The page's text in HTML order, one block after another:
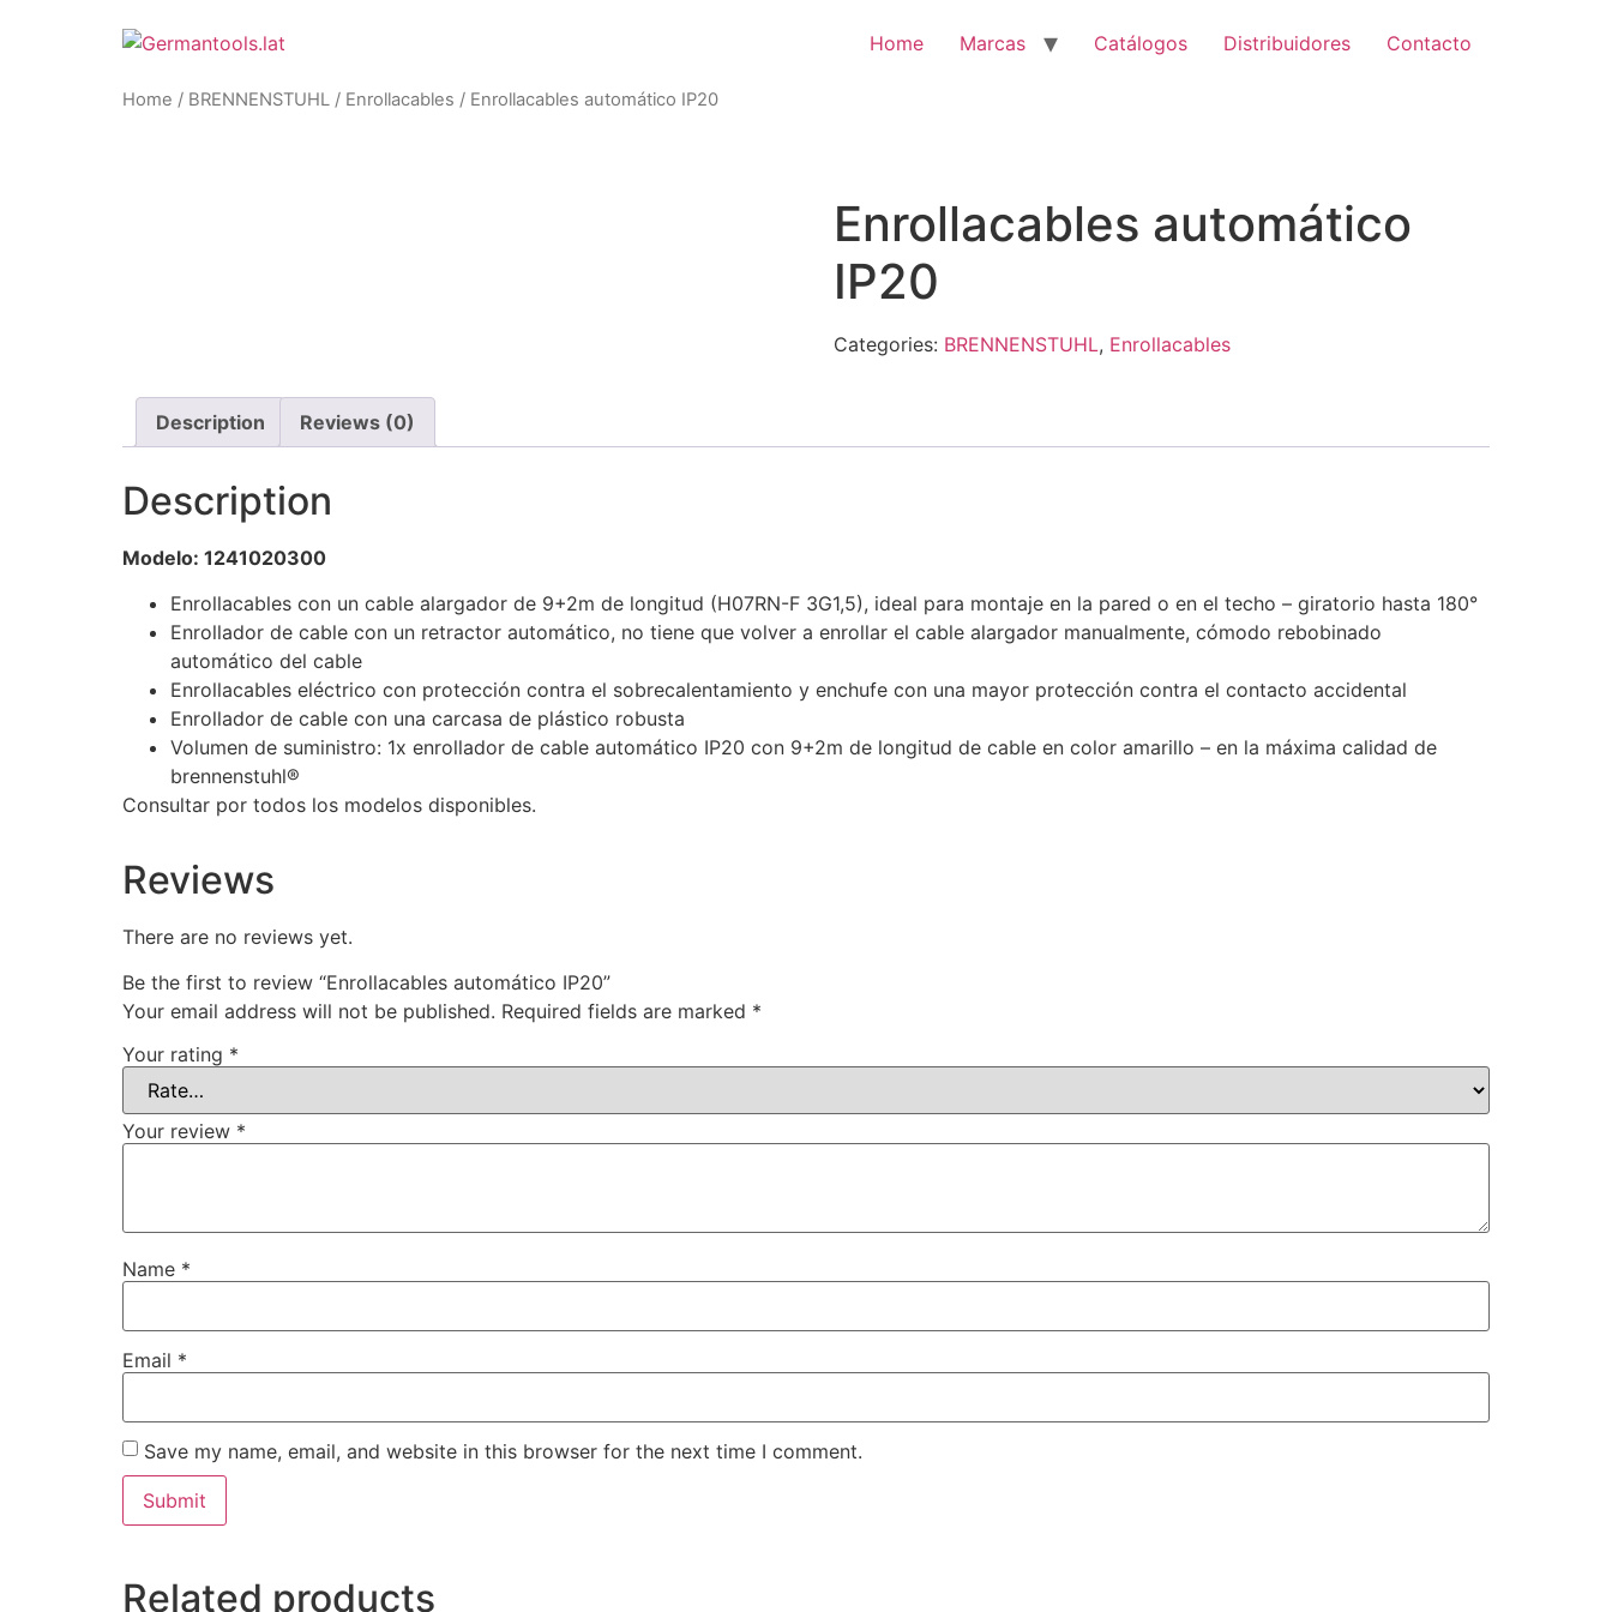
Home Marcas Catálogos Distribuidores Contacto
Home / BRENNENSTUHL / Enrollacables / Enrollacables automático IP20
Enrollacables automático
IP20
Categories: BRENNENSTUHL, Enrollacables
Description Reviews (0)
Description
Modelo: 1241020300
Enrollacables con un cable alargador de 9+2m de longitud (H07RN-F 3G1,5), ideal para montaje en la pared o en el techo – giratorio hasta 180°
Enrollador de cable con un retractor automático, no tiene que volver a enrollar el cable alargador manualmente, cómodo rebobinado
automático del cable
Enrollacables eléctrico con protección contra el sobrecalentamiento y enchufe con una mayor protección contra el contacto accidental
Enrollador de cable con una carcasa de plástico robusta
Volumen de suministro: 1x enrollador de cable automático IP20 con 9+2m de longitud de cable en color amarillo – en la máxima calidad de
brennenstuhl®
Consultar por todos los modelos disponibles.
Reviews
There are no reviews yet.
Be the first to review “Enrollacables automático IP20”
Your email address will not be published. Required fields are marked *
Your rating *
Your review *
Name *
Email *
Save my name, email, and website in this browser for the next time I comment.
Related products